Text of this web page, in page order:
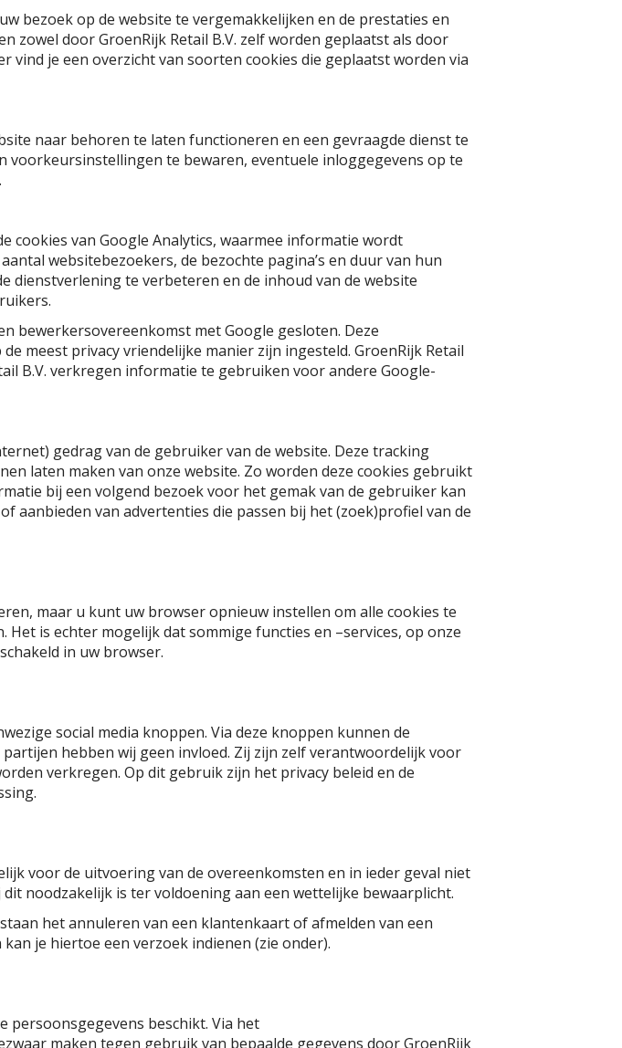
bezoek op de website te vergemakkelijken en de prestaties en
zowel door GroenRijk Retail B.V. zelf worden geplaatst als door
vind je een overzicht van soorten cookies die geplaatst worden via
naar behoren te laten functioneren en een gevraagde dienst te
voorkeursinstellingen te bewaren, eventuele inloggegevens op te
cookies van Google Analytics, waarmee informatie wordt
websitebezoekers, de bezochte pagina’s en duur van hun
dienstverlening te verbeteren en de inhoud van de website
bewerkersovereenkomst met Google gesloten. Deze
meest privacy vriendelijke manier zijn ingesteld. GroenRijk Retail
B.V. verkregen informatie te gebruiken voor andere Google-
gedrag van de gebruiker van de website. Deze tracking
laten maken van onze website. Zo worden deze cookies gebruikt
bij een volgend bezoek voor het gemak van de gebruiker kan
van advertenties die passen bij het (zoek)profiel van de
maar u kunt uw browser opnieuw instellen om alle cookies te
is echter mogelijk dat sommige functies en –services, op onze
in uw browser.
social media knoppen. Via deze knoppen kunnen de
hebben wij geen invloed. Zij zijn zelf verantwoordelijk voor
verkregen. Op dit gebruik zijn het privacy beleid en de
voor de uitvoering van de overeenkomsten en in ieder geval niet
noodzakelijk is ter voldoening aan een wettelijke bewaarplicht.
het annuleren van een klantenkaart of afmelden van een
je hiertoe een verzoek indienen (zie onder).
persoonsgegevens beschikt. Via het
maken tegen gebruik van bepaalde gegevens door GroenRijk